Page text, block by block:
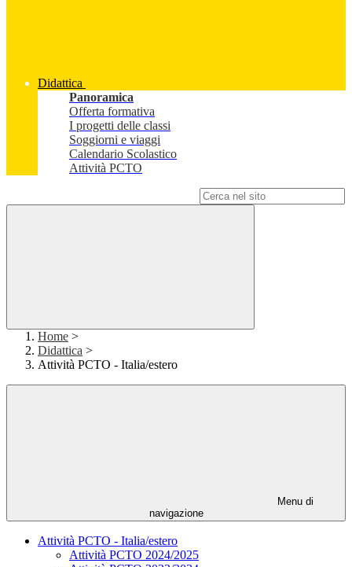
Didattica
Panoramica
Offerta formativa
I progetti delle classi
Soggiorni e viaggi
Calendario Scolastico
Attività PCTO
Home >
Didattica >
Attività PCTO - Italia/estero
Menu di
navigazione
Attività PCTO - Italia/estero
Attività PCTO 2024/2025